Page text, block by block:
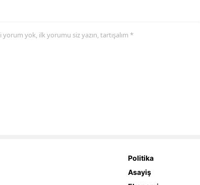
yok, ilk yorumu siz yazın, tartışalım *
Politika
Asayiş